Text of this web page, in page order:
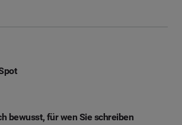
bewusst, für wen Sie schreiben